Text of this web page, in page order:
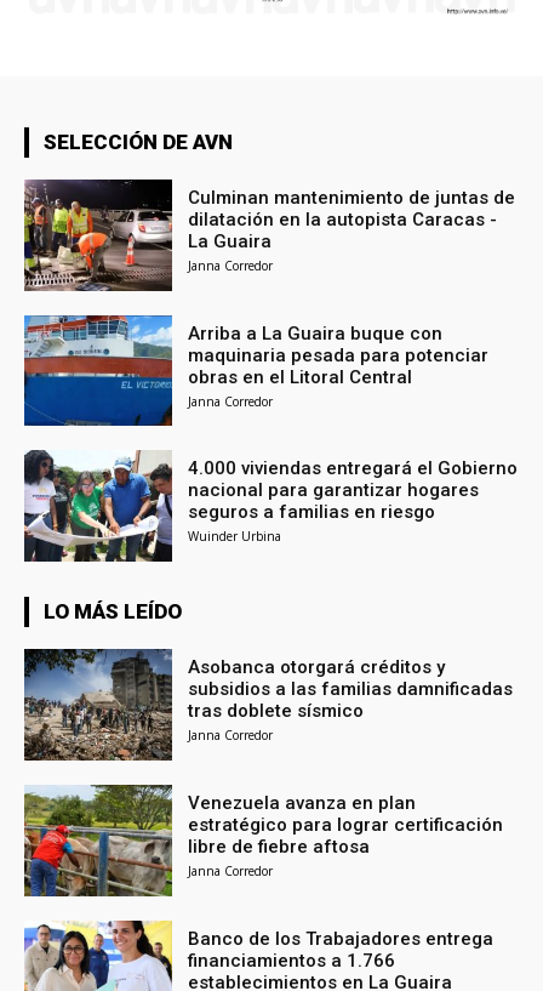
SELECCIÓN DE AVN
Culminan mantenimiento de juntas de
dilatación en la autopista Caracas -
La Guaira
Janna Corredor
Arriba a La Guaira buque con
maquinaria pesada para potenciar
obras en el Litoral Central
Janna Corredor
4.000 viviendas entregará el Gobierno
nacional para garantizar hogares
seguros a familias en riesgo
Wuinder Urbina
LO MÁS LEÍDO
Asobanca otorgará créditos y
subsidios a las familias damnificadas
tras doblete sísmico
Janna Corredor
Venezuela avanza en plan
estratégico para lograr certificación
libre de fiebre aftosa
Janna Corredor
Banco de los Trabajadores entrega
financiamientos a 1.766
establecimientos en La Guaira